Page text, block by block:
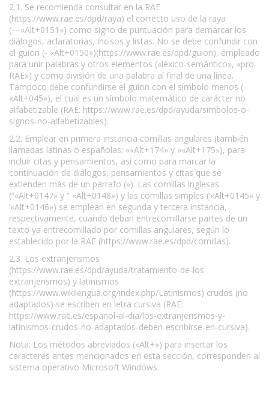
2.1. Se recomienda consultar en la RAE
(https://www.rae.es/dpd/raya) el correcto uso de la raya
(—«Alt+0151») como signo de puntuación para demarcar los
diálogos, aclaratorias, incisos y listas. No se debe confundir con
el guion (- «Alt+0150»)(https://www.rae.es/dpd/guion), empleado
para unir palabras y otros elementos («léxico-semántico», «pro-
RAE») y como división de una palabra al final de una línea.
Tampoco debe confundirse el guion con el símbolo menos (-
«Alt+045»), el cual es un símbolo matemático de carácter no
alfabetizable (RAE: https://www.rae.es/dpd/ayuda/simbolos-o-
signos-no-alfabetizables).
2.2. Emplear en primera instancia comillas angulares (también
llamadas latinas o españolas: ««Alt+174» y »«Alt+175»), para
incluir citas y pensamientos, así como para marcar la
continuación de diálogos, pensamientos y citas que se
extienden más de un párrafo (»). Las comillas inglesas
(“«Alt+0147» y ” «Alt+0148») y las comillas simples (‘«Alt+0145» y
’«Alt+0146») se emplean en segunda y tercera instancia,
respectivamente, cuando deban entrecomillarse partes de un
texto ya entrecomillado por comillas angulares, según lo
establecido por la RAE (https://www.rae.es/dpd/comillas).
2.3. Los extranjerismos
(https://www.rae.es/dpd/ayuda/tratamiento-de-los-
extranjerismos) y latinismos
(https://www.wikilengua.org/index.php/Latinismos) crudos (no
adaptados) se escriben en letra cursiva (RAE:
https://www.rae.es/espanol-al-dia/los-extranjerismos-y-
latinismos-crudos-no-adaptados-deben-escribirse-en-cursiva).
Nota: Los métodos abreviados («Alt+») para insertar los
caracteres antes mencionados en esta sección, corresponden al
sistema operativo Microsoft Windows.